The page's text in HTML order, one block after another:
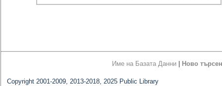
Име на Базата Данни Ново
Copyright 2001-2009, 2013-2018, 2025 Public Library